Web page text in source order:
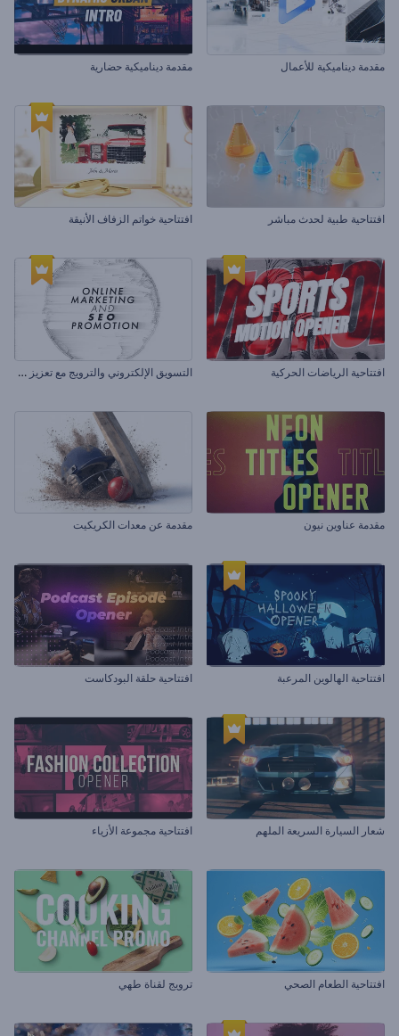
مقدمة ديناميكية للأعمال مقدمة ديناميكية حضارية
افتتاحية طبية لحدث مباشر افتتاحية خواتم الزفاف الأنيقة
افتتاحية الرياضات الحركية ا
لتسويق الإلكتروني والترويج مع تعزيز محرك البحث
مقدمة عناوين نيون مقدمة عن معدات الكريكيت
افتتاحية الهالوين المرعبة افتتاحية حلقة البودكاست
شعار السيارة السريعة الملهم افتتاحية مجموعة الأزياء
افتتاحية الطعام الصحي ترويج لقناة طهي